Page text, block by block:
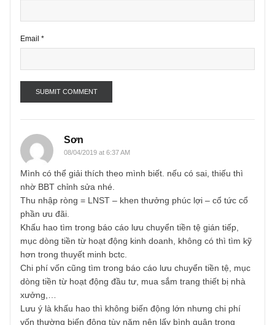
Email*
Sơn
08/04/2019 at 6:37 AM
Mình có thể giải thích theo mình biết. nếu có sai, thiếu thì
nhờ BBT chỉnh sửa nhé.
Thu nhập ròng = LNST – khen thưởng phúc lợi – cổ tức